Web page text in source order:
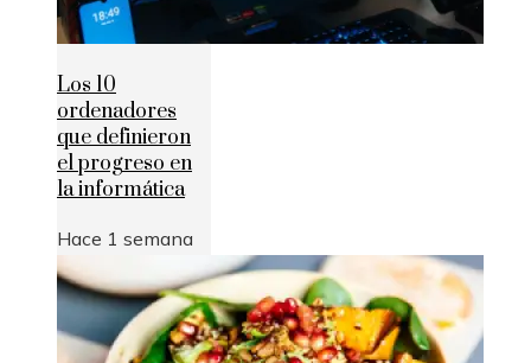
Los 10
ordenadores
que definieron
el progreso en
la informática
Hace 1 semana